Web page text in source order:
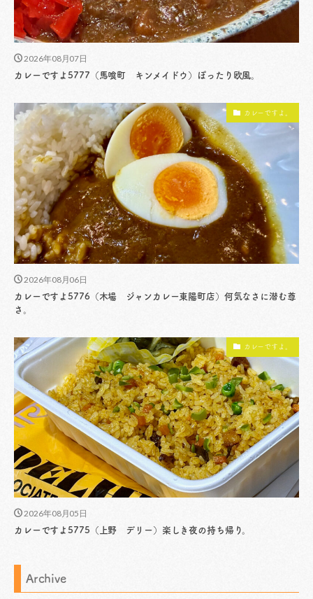
2026年08月07日
カレーですよ5777（馬喰町 キンメイドウ）ぽったり欧風。
カレーですよ。
2026年08月06日
カレーですよ5776（木場 ジャンカレー東陽町店）何気なさに潜む尊
さ。
カレーですよ。
2026年08月05日
カレーですよ5775（上野 デリー）楽しき夜の持ち帰り。
Archive